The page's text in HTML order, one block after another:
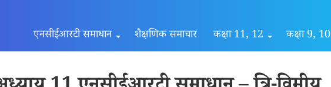
एनसीईआरटी समाधान शैक्षणिक समाचार कक्षा 11, 12 कक्षा 9, 10